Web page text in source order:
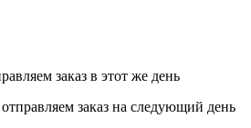
заказ в этот же день
отправляем заказ на следующий день